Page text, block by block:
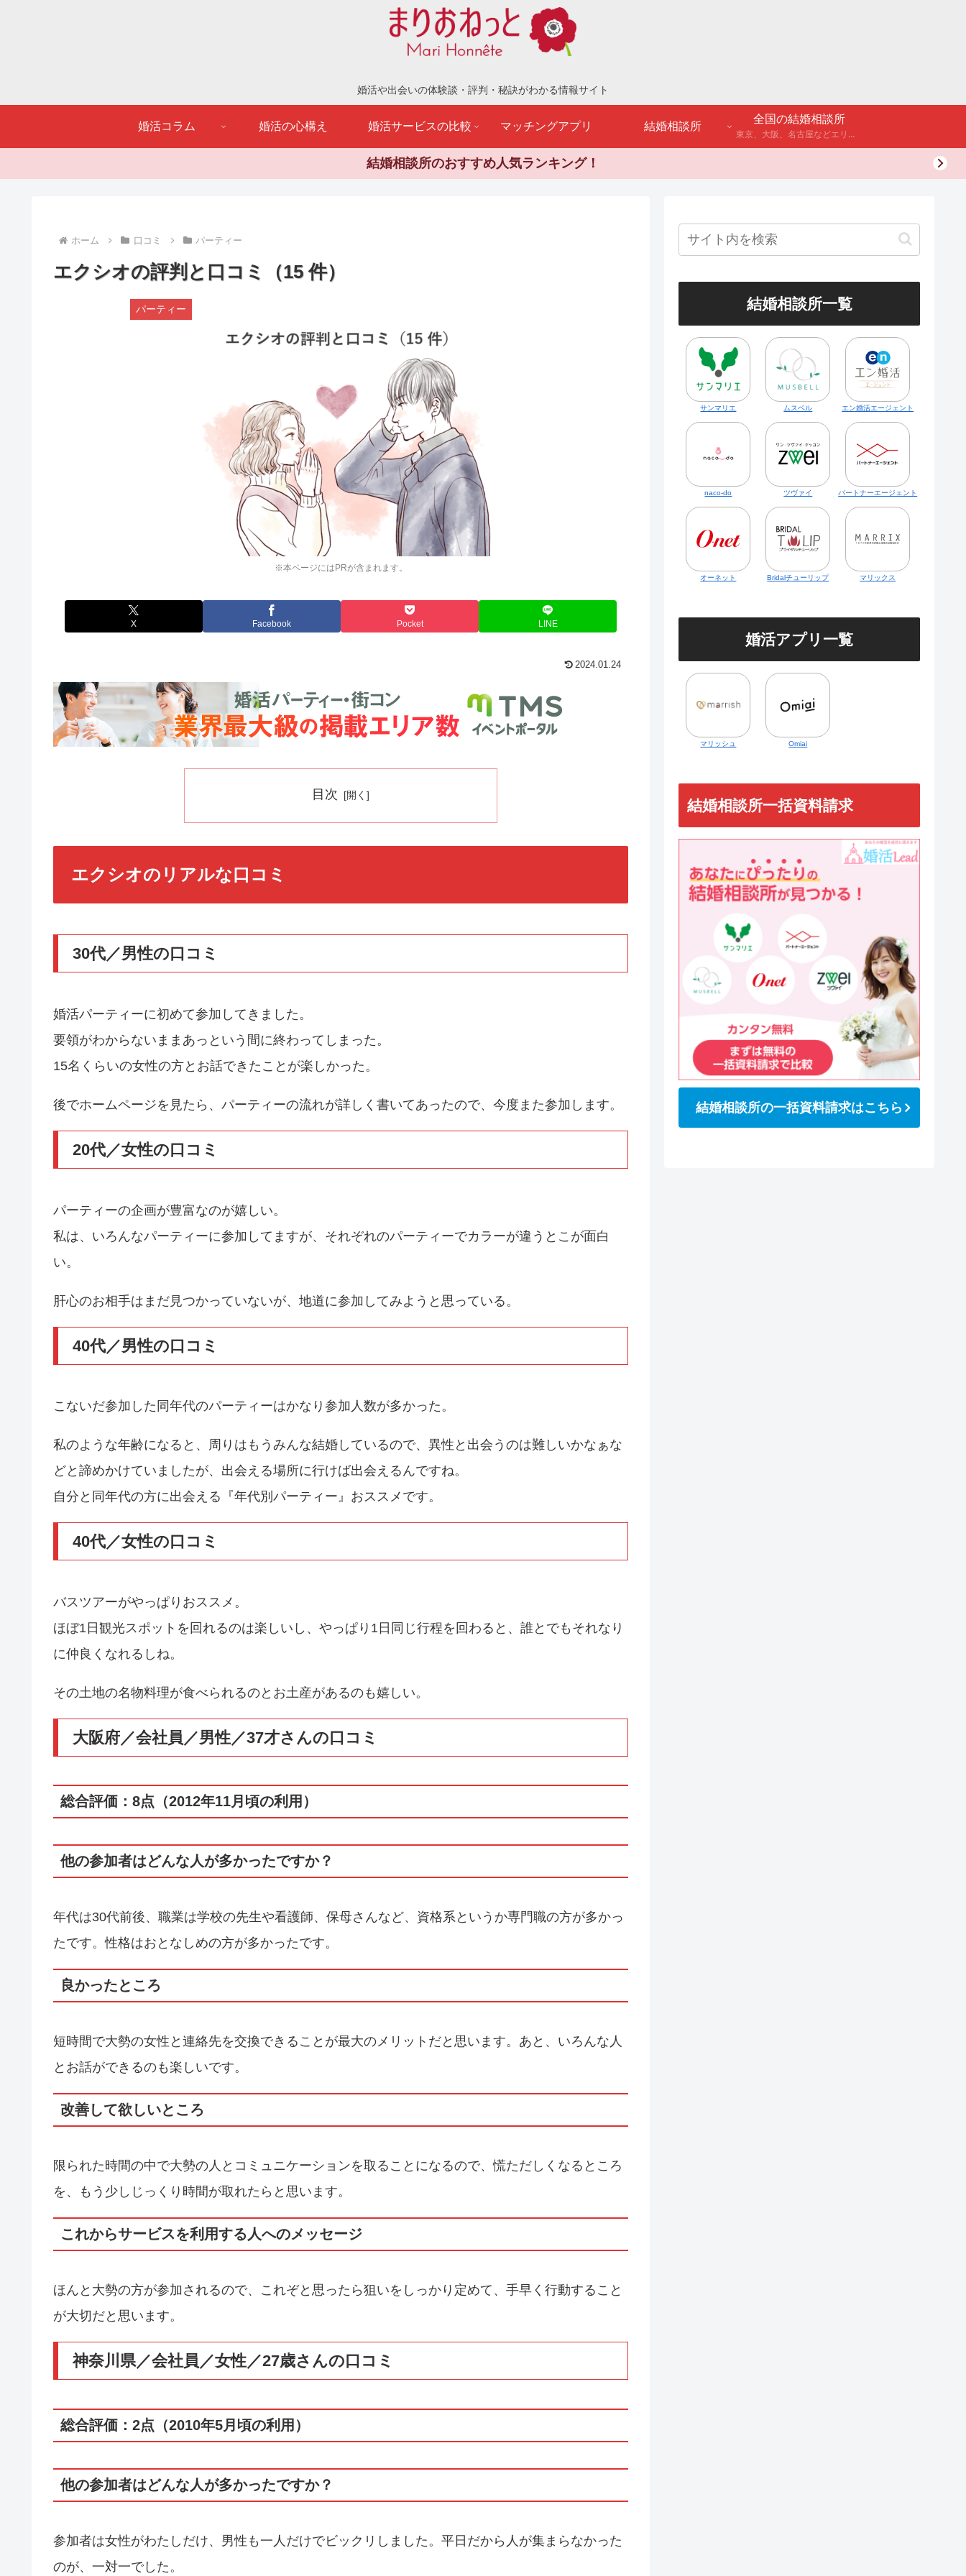
婚活や出会いの体験談・評判・秘訣がわかる情報サイト
婚活コラム 婚活の心構え 婚活サービスの比較 マッチングアプリ 結婚相談所
全国の結婚相談所
東京、大阪、名古屋などエリア別のアンケート調査や結婚相談所・婚活パーティーの体験談などを公開。
結婚相談所のおすすめ人気ランキング！
ホーム 口コミ パーティー
エクシオの評判と口コミ（15 件）
※本ページにはPRが含まれます。
パーティー
X Facebook Pocket LINE
2024.01.24
目次
エクシオのリアルな口コミ
30代／男性の口コミ
婚活パーティーに初めて参加してきました。
要領がわからないままあっという間に終わってしまった。
15名くらいの女性の方とお話できたことが楽しかった。
後でホームページを見たら、パーティーの流れが詳しく書いてあったので、今度また参加します。
20代／女性の口コミ
パーティーの企画が豊富なのが嬉しい。
私は、いろんなパーティーに参加してますが、それぞれのパーティーでカラーが違うとこが面白
い。
肝心のお相手はまだ見つかっていないが、地道に参加してみようと思っている。
40代／男性の口コミ
こないだ参加した同年代のパーティーはかなり参加人数が多かった。
私のような年齢になると、周りはもうみんな結婚しているので、異性と出会うのは難しいかなぁな
どと諦めかけていましたが、出会える場所に行けば出会えるんですね。
自分と同年代の方に出会える『年代別パーティー』おススメです。
40代／女性の口コミ
バスツアーがやっぱりおススメ。
ほぼ1日観光スポットを回れるのは楽しいし、やっぱり1日同じ行程を回わると、誰とでもそれなり
に仲良くなれるしね。
その土地の名物料理が食べられるのとお土産があるのも嬉しい。
大阪府／会社員／男性／37才さんの口コミ
総合評価：8点（2012年11月頃の利用）
他の参加者はどんな人が多かったですか？
年代は30代前後、職業は学校の先生や看護師、保母さんなど、資格系というか専門職の方が多かっ
たです。性格はおとなしめの方が多かったです。
良かったところ
短時間で大勢の女性と連絡先を交換できることが最大のメリットだと思います。あと、いろんな人
とお話ができるのも楽しいです。
改善して欲しいところ
限られた時間の中で大勢の人とコミュニケーションを取ることになるので、慌ただしくなるところ
を、もう少しじっくり時間が取れたらと思います。
これからサービスを利用する人へのメッセージ
ほんと大勢の方が参加されるので、これぞと思ったら狙いをしっかり定めて、手早く行動すること
が大切だと思います。
神奈川県／会社員／女性／27歳さんの口コミ
総合評価：2点（2010年5月頃の利用）
他の参加者はどんな人が多かったですか？
参加者は女性がわたしだけ、男性も一人だけでビックリしました。平日だから人が集まらなかった
のが、一対一でした。
結婚相談所一覧
サンマリエ ムスベル エン婚活エージェント
naco-do ツヴァイ パートナーエージェント
オーネット Bridalチューリップ マリックス
婚活アプリ一覧
マリッシュ Omiai
結婚相談所一括資料請求
結婚相談所の一括資料請求はこちら